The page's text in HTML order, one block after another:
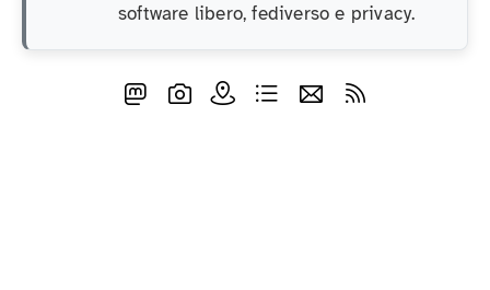
software libero, fediverso e privacy.